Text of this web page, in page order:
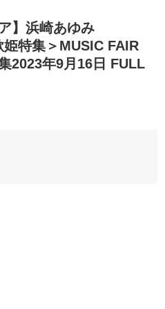
】浜崎あゆみ
姫特集＞MUSIC FAIR
2023年9月16日 FULL